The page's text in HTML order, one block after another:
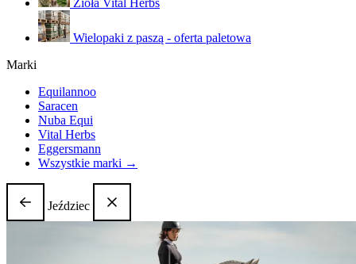
Wielopaki z paszą - oferta paletowa
Marki
Equilannoo
Saracen
Nuba Equi
Vital Herbs
Eggersmann
Wszystkie marki →
Jeździec